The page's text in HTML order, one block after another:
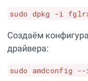
sudo dpkg -i
Создаём
драйвера:
sudo